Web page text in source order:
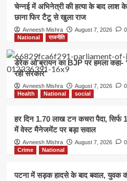
चेन्नई में अभिनेत्री की हत्या के बाद
छाना फिर टैटू से खुला राज
Avneesh Mishra August 7, 2026
0
National
राजनीति
डेरेक ओ’ब्रायन का BJP पर हमला कहा-
रही सरकार’
Avneesh Mishra August 7, 2026
0
Health
National social
हर दिन 1.70 लाख टन कचरा पैदा,
में वेस्ट मैनेजमेंट पर बड़ा सवाल
Avneesh Mishra August 7, 2026
0
Crime
National
पटना में सड़क हादसे के बाद बवाल, युवक